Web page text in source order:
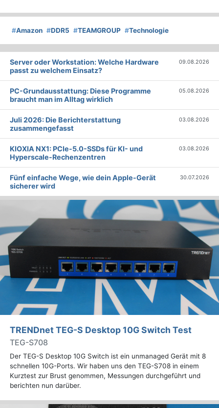
#Amazon #DDR5 #TEAMGROUP #Technologie
Server oder Workstation: Welche Hardware
passt zu welchem Einsatz?
09.08.2026
PC-Grundausstattung: Diese Programme
braucht man im Alltag wirklich
05.08.2026
Juli 2026: Die Bericht­erstattung
zusammengefasst
03.08.2026
KIOXIA NX1: PCIe-5.0-SSDs für KI- und
Hyperscale-Rechenzentren
03.08.2026
Fünf einfache Wege, wie dein Apple-Gerät
sicherer wird
30.07.2026
TRENDnet TEG-S Desktop 10G Switch Test
TEG-S708
Der TEG-S Desktop 10G Switch ist ein unmanaged Gerät mit 8
schnellen 10G-Ports. Wir haben uns den TEG-S708 in einem
Kurztest zur Brust genommen, Messungen durchgeführt und
berichten nun darüber.